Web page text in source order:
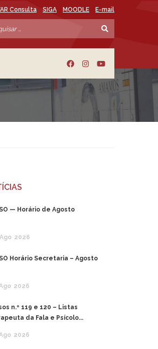
Consulta SIGA MOODLE E-mail
— Horário de Agosto
Ago 2026
Horário Secretaria – Agosto
2026
n.º 119 e 120 – Listas
da Fala e Psícolo...
2026